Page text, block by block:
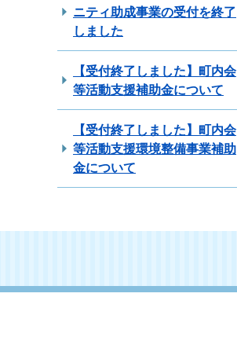
ニティ助成事業の受付を終了
しました
【受付終了しました】町内会
等活動支援補助金について
【受付終了しました】町内会
等活動支援環境整備事業補助
金について